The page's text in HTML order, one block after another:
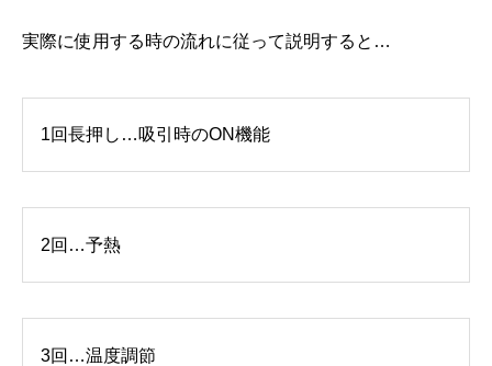
実際に使用する時の流れに従って説明すると…
1回長押し…吸引時のON機能
2回…予熱
3回…温度調節